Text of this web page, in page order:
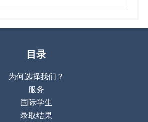
目录
为何选择我们？
服务
国际学生
录取结果